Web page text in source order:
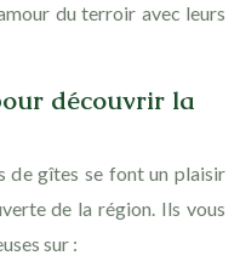
du terroir avec leurs
découvrir la
de gîtes se font un plaisir
de la région. Ils vous
sur :